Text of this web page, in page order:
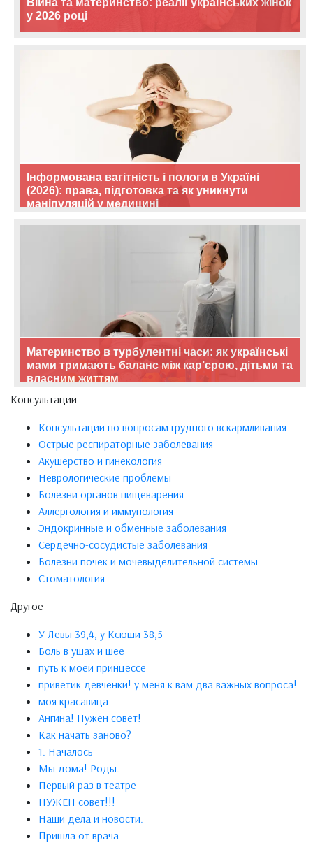
Війна та материнство: реалії українських жінок
у 2026 році
Інформована вагітність і пологи в Україні
(2026): права, підготовка та як уникнути
маніпуляцій у медицині
Материнство в турбулентні часи: як українські
мами тримають баланс між кар’єрою, дітьми та
власним життям
Консультации
Консультации по вопросам грудного вскармливания
Острые респираторные заболевания
Акушерство и гинекология
Неврологические проблемы
Болезни органов пищеварения
Аллергология и иммунология
Эндокринные и обменные заболевания
Сердечно-сосудистые заболевания
Болезни почек и мочевыделительной системы
Стоматология
Другое
У Левы 39,4, у Ксюши 38,5
Боль в ушах и шее
путь к моей принцессе
приветик девченки! у меня к вам два важных вопроса!
моя красавица
Ангина! Нужен совет!
Как начать заново?
1. Началось
Мы дома! Роды.
Первый раз в театре
НУЖЕН совет!!!
Наши дела и новости.
Пришла от врача